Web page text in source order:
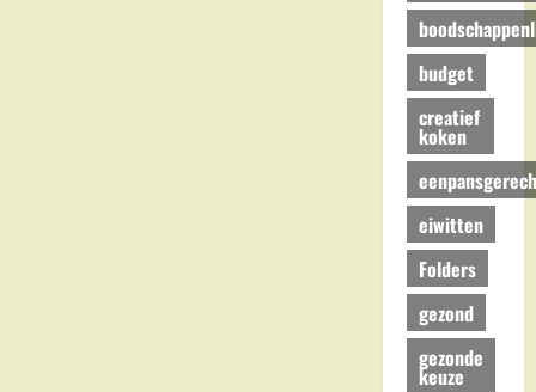
budget
creatief
koken
eiwitten
Folders
gezond
gezonde
keuze